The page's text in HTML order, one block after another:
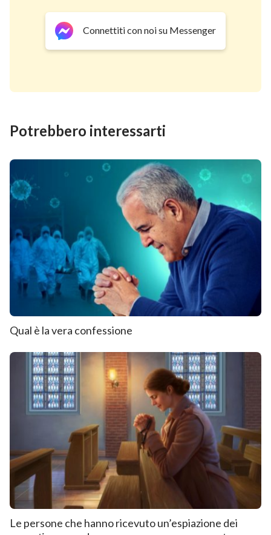
Connettiti con noi su Messenger
Potrebbero interessarti
Qual è la vera confessione
Le persone che hanno ricevuto un’espiazione dei